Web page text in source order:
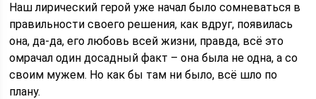
Наш лирический герой уже начал было сомневаться в
правильности своего решения, как вдруг, появилась
она, да-да, его любовь всей жизни, правда, всё это
омрачал один досадный факт – она была не одна, а со
своим мужем. Но как бы там ни было, всё шло по
плану.